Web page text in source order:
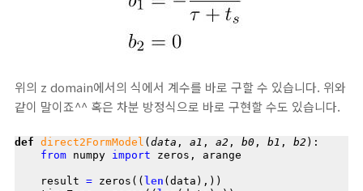
위의 z domain에서의 식에서 계수를 바로 구할 수 있습니다. 위와
같이 말이죠^^ 혹은 차분 방정식으로 바로 구현할 수도 있습니다.
def direct2FormModel ( data , a1 , a2 , b0 , b1 , b2 ):
from numpy import zeros, arange
    result
= zeros(( len (data),))